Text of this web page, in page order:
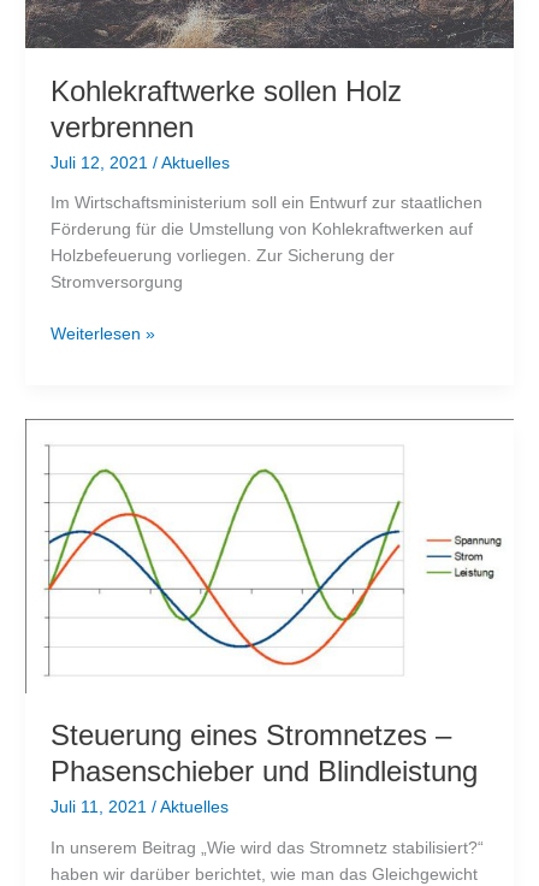
Kohlekraftwerke sollen Holz
verbrennen
Juli 12, 2021 / Aktuelles
Im Wirtschaftsministerium soll ein Entwurf zur staatlichen
Förderung für die Umstellung von Kohlekraftwerken auf
Holzbefeuerung vorliegen. Zur Sicherung der
Stromversorgung
Kohlekraftwerke
Weiterlesen »
Steuerung eines Stromnetzes –
Phasenschieber und Blindleistung
Juli 11, 2021 / Aktuelles
In unserem Beitrag „Wie wird das Stromnetz stabilisiert?“
haben wir darüber berichtet, wie man das Gleichgewicht